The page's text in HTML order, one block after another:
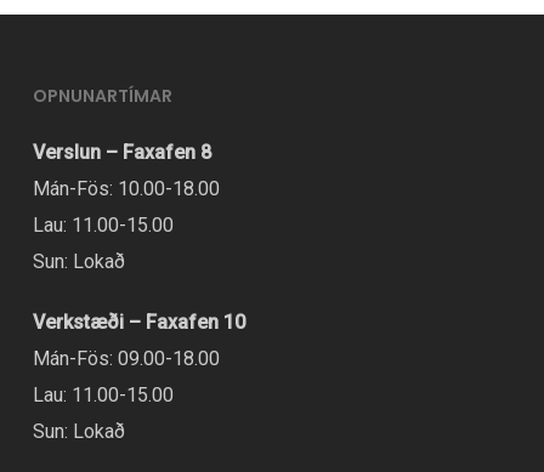
OPNUNARTÍMAR
Verslun – Faxafen 8
Mán-Fös: 10.00-18.00
Lau: 11.00-15.00
Sun: Lokað
Verkstæði – Faxafen 10
Mán-Fös: 09.00-18.00
Lau: 11.00-15.00
Sun: Lokað